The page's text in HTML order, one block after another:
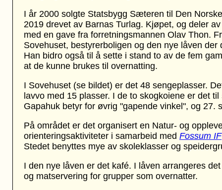
I år 2000 solgte Statsbygg Sæteren til Den
2019 drevet av Barnas Turlag. Kjøpet, og deler
med en gave fra forretningsmannen Olav Thon.
Sovehuset, bestyrerboligen og den nye låven
Han bidro også til å sette i stand to av de fem
at de kunne brukes til overnatting.
I Sovehuset (se bildet) er det 48 sengeplasser.
lavvo med 15 plasser. I de to skogkoiene er det
Gapahuk betyr for øvrig "gapende vinkel", og 27.
På området er det organisert en Natur- og
orienteringsaktiviteter i samarbeid med Fossum IF
Stedet benyttes mye av skoleklasser og
I den nye låven er det kafé. I låven arrangeres
og matservering for grupper som overnatter.